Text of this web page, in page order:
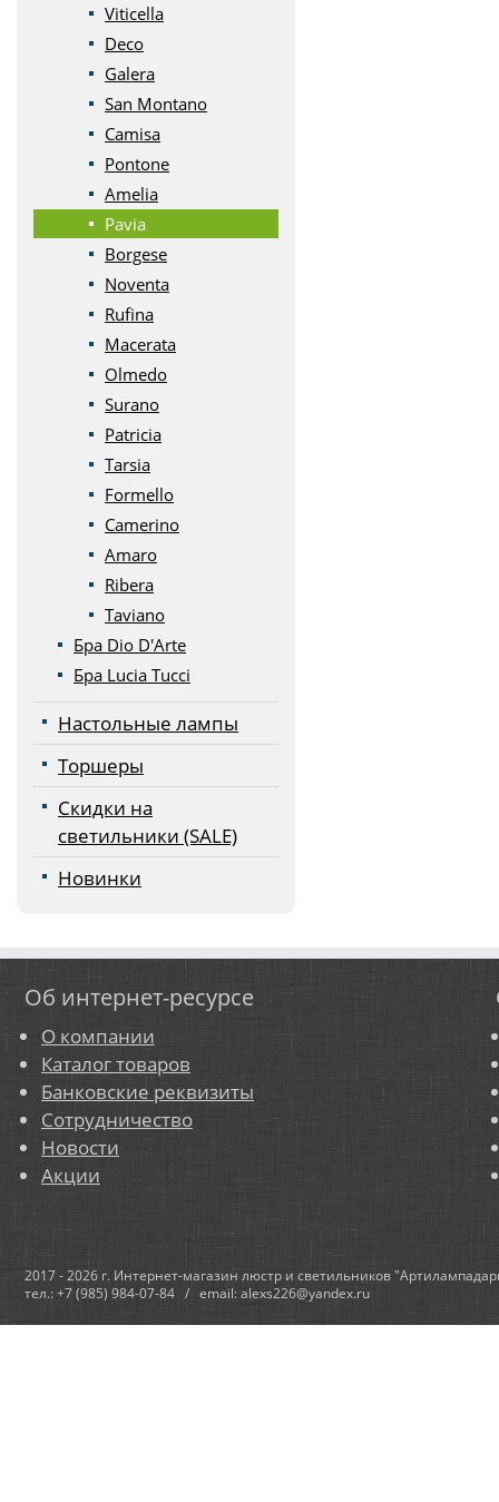
Viticella
Deco
Galera
San Montano
Camisa
Pontone
Amelia
Pavia
Borgese
Noventa
Rufina
Macerata
Olmedo
Surano
Patricia
Tarsia
Formello
Camerino
Amaro
Ribera
Taviano
Бра Dio D'Arte
Бра Lucia Tucci
Настольные лампы
Торшеры
Скидки на
светильники (SALE)
Новинки
Об интернет-ресурсе
О компании
Каталог товаров
Банковские реквизиты
Сотрудничество
Новости
Акции
2017 - 2026 г. Интернет-магазин люстр и светильников
тел.: +7 (985) 984-07-84 / email: alexs226@yandex.ru